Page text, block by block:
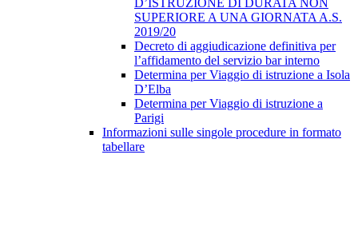
D’ISTRUZIONE DI DURATA NON
SUPERIORE A UNA GIORNATA A.S.
2019/20
Decreto di aggiudicazione definitiva per
l’affidamento del servizio bar interno
Determina per Viaggio di istruzione a Isola
D’Elba
Determina per Viaggio di istruzione a
Parigi
Informazioni sulle singole procedure in formato
tabellare